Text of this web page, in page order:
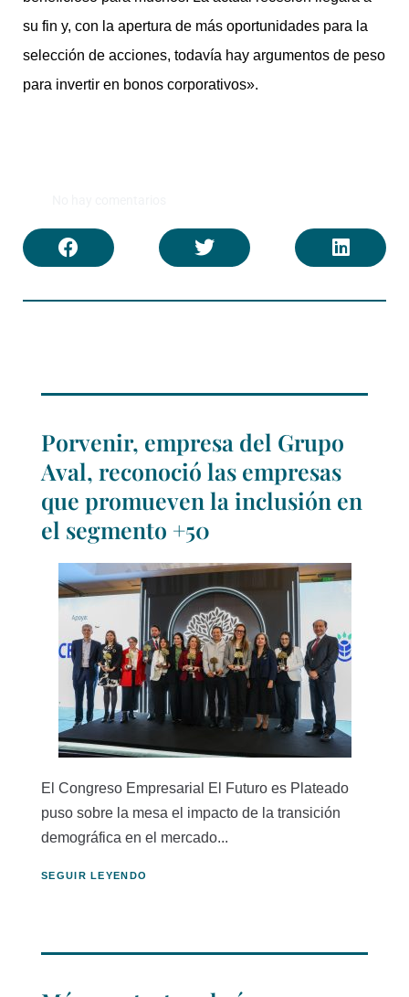
su fin y, con la apertura de más oportunidades para la
selección de acciones, todavía hay argumentos de peso
para invertir en bonos corporativos».
Porvenir, empresa del Grupo
Aval, reconoció las empresas
que promueven la inclusión en
el segmento +50
El Congreso Empresarial El Futuro es Plateado
puso sobre la mesa el impacto de la transición
demográfica en el mercado...
SEGUIR LEYENDO